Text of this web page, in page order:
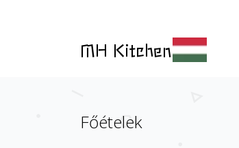
MH Kitchen
Főételek